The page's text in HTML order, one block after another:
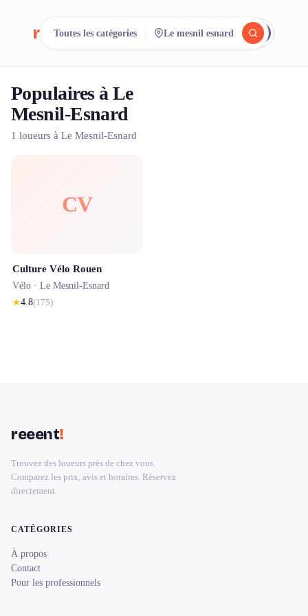
reeent! EN
Cherchez.
Louez.
Toutes les catégories Le mesnil esnard
Populaires à Le
Mesnil-Esnard
1 loueurs à Le Mesnil-Esnard
CV
Culture Vélo Rouen
Vélo · Le Mesnil-Esnard
★4.8(175)
reeent!
Trouvez des loueurs près de chez vous.
Comparez les prix, avis et horaires. Réservez
directement.
CATÉGORIES
À propos
Contact
Pour les professionnels